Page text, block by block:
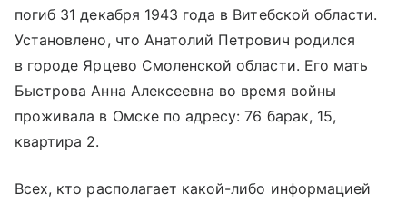
погиб 31 декабря 1943 года в Витебской области.
Установлено, что Анатолий Петрович родился
в городе Ярцево Смоленской области. Его мать
Быстрова Анна Алексеевна во время войны
проживала в Омске по адресу: 76 барак, 15,
квартира 2.
Всех, кто располагает какой-либо информацией